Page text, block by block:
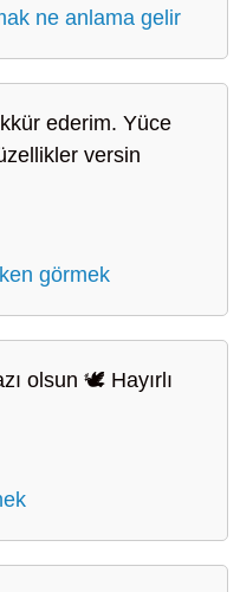
ne anlama gelir
ederim. Yüce
versin
görmek
olsun 🕊️ Hayırlı